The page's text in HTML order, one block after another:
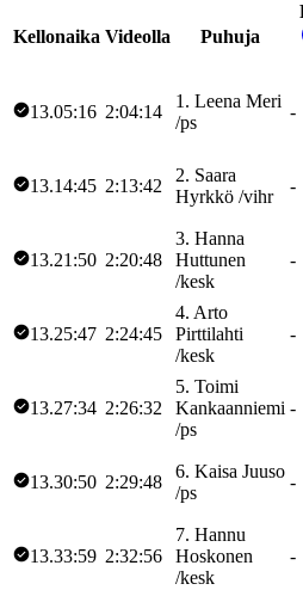
Kellonaika Videolla Puhuja
13.05:16 2:04:14
1 . Leena Meri
/ps
-
13.14:45 2:13:42
2. Saara
Hyrkkö /vihr
-
13.21:50 2:20:48
3. Hanna
Huttunen
/kesk
-
13.25:47 2:24:45
4. Arto
Pirttilahti
/kesk
-
13.27:34 2:26:32
5. Toimi
Kankaanniemi
/ps
-
13.30:50 2:29:48
6. Kaisa Juuso
/ps
-
13.33:59 2:32:56
7. Hannu
Hoskonen
/kesk
-